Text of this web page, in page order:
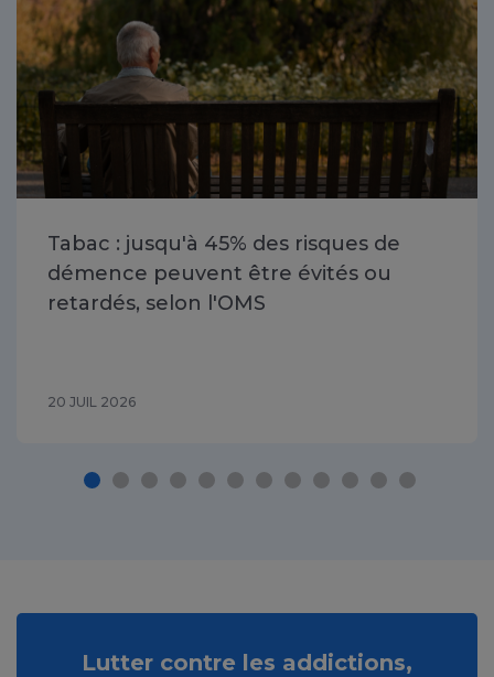
Tabac : jusqu'à 45% des risques de
démence peuvent être évités ou
retardés, selon l'OMS
20 JUIL 2026
Lutter contre les addictions,